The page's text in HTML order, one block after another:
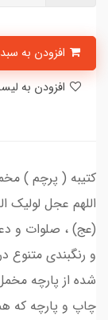
کتیبه ( پرچم )
اللهم عجل لولیک
(عج) ، صلوات و
و رنگبندی متنوع
شده از پارچه
چاپ و پارچه که